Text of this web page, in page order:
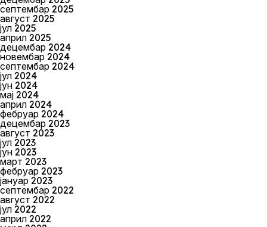
септембар 2025
август 2025
јул 2025
април 2025
децембар 2024
новембар 2024
септембар 2024
јул 2024
јун 2024
мај 2024
април 2024
фебруар 2024
децембар 2023
август 2023
јул 2023
јун 2023
март 2023
фебруар 2023
јануар 2023
септембар 2022
август 2022
јул 2022
април 2022